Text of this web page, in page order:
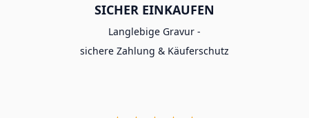
SICHER EINKAUFEN
Langlebige Gravur -
sichere Zahlung & Käuferschutz